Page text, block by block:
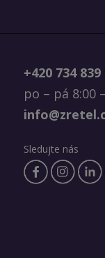
+420 734 839
po – pá 8:00
Sledujte nás